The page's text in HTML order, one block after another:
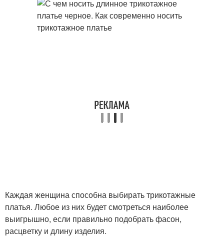
Каждая женщина способна выбирать трикотажные
платья. Любое из них будет смотреться наиболее
выигрышно, если правильно подобрать фасон,
расцветку и длину изделия.